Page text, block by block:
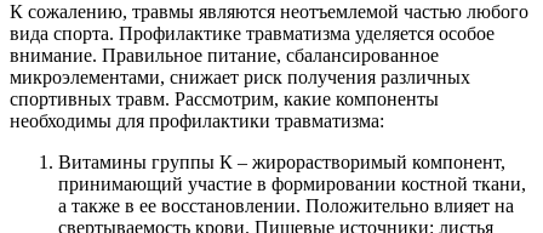
К сожалению, травмы являются неотъемлемой частью любого
вида спорта. Профилактике травматизма уделяется особое
внимание. Правильное питание, сбалансированное
микроэлементами, снижает риск получения различных
спортивных травм. Рассмотрим, какие компоненты
необходимы для профилактики травматизма:
Витамины группы К – жирорастворимый компонент,
принимающий участие в формировании костной ткани,
а также в ее восстановлении. Положительно влияет на
свертываемость крови. Пищевые источники: листья